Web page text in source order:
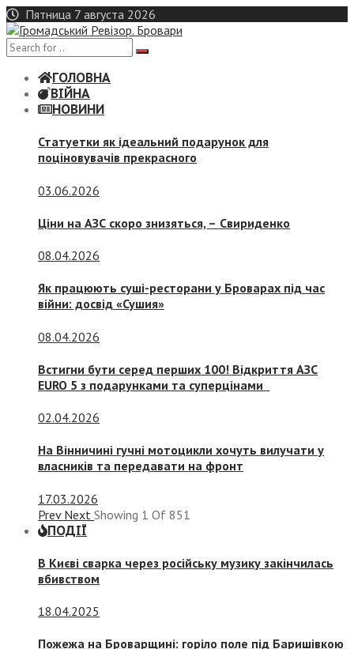
Skip
to
content
Пятница 7 августа 2026
ГОЛОВНА
ВІЙНА
НОВИНИ
Статуетки як ідеальний подарунок для
поціновувачів прекрасного
03.06.2026
Ціни на АЗС скоро знизяться, – Свириденко
08.04.2026
Як працюють суші-ресторани у Броварах під час
війни: досвід «Сушия»
08.04.2026
Встигни бути серед перших 100! Відкриття АЗС
EURO 5 з подарунками та суперцінами
02.04.2026
На Вінничині гучні мотоцикли хочуть вилучати у
власників та передавати на фронт
17.03.2026
Prev Next Showing 1 Of 851
ПОДІЇ
В Києві сварка через російську музику закінчилась
вбивством
18.04.2025
Пожежа на Броварщині: горіло поле під Баришівкою